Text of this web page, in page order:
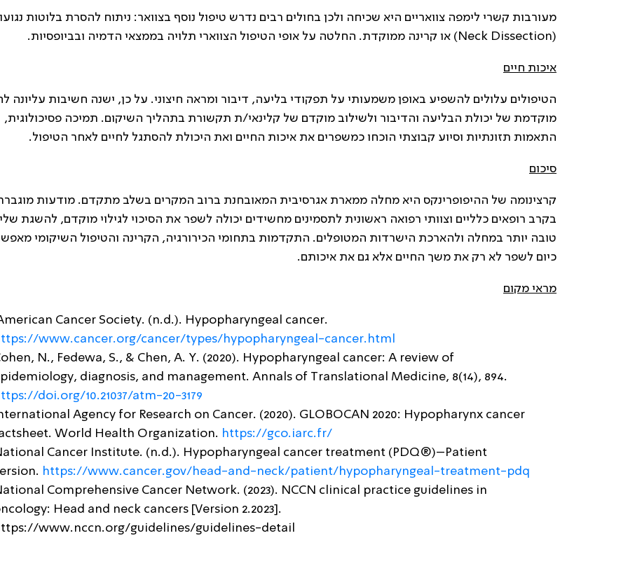
מעורבות קשרי לימפה צוואריים היא שכיחה ולכן בחולים רבים נדרש טיפול נוסף בצוואר: ניתוח להסרת בלוטות
(Neck Dissection) או קרינה ממוקדת. החלטה על אופי הטיפול הצווארי תלויה בממצאי הדמיה ובביופסיות.
איכות חיים
הטיפולים עלולים להשפיע באופן משמעותי על תפקודי בליעה, דיבור ומראה חיצוני. על כן, ישנה חשיבות עליונה
מוקדמת של יכולת הבליעה והדיבור ולשילוב מוקדם של קלינאי/ת תקשורת בתהליך השיקום. תמיכה פסיכולוגית,
התאמות תזונתיות וסיוע קבוצתי הוכחו כמשפרים את איכות החיים ואת היכולת להסתגל לחיים לאחר הטיפול.
סיכום
קרצינומה של ההיפופרינקס היא מחלה ממארת אגרסיבית המאובחנת ברוב המקרים בשלב מתקדם. מודעות
בקרב רופאים כלליים וצוותי רפואה ראשונית לתסמינים מחשידים יכולה לשפר את הסיכוי לגילוי מוקדם, להשגת
טובה יותר במחלה ולהארכת הישרדות המטופלים. התקדמות בתחומי הכירורגיה, הקרינה והטיפול השיקומי
כיום לשפר לא רק את משך החיים אלא גם את איכותם.
מראי מקום
Cancer Society. (n.d.). Hypopharyngeal cancer.
www.cancer.org/cancer/types/hypopharyngeal-cancer.html
N., Fedewa, S., & Chen, A. Y. (2020). Hypopharyngeal cancer: A review of
diagnosis, and management. Annals of Translational Medicine, 8(14), 894.
doi.org/10.21037/atm-20-3179
Agency for Research on Cancer. (2020). GLOBOCAN 2020: Hypopharynx cancer
World Health Organization. https://gco.iarc.fr/
Cancer Institute. (n.d.). Hypopharyngeal cancer treatment (PDQ®)–Patient
https://www.cancer.gov/head-and-neck/patient/hypopharyngeal-treatment-pdq
Comprehensive Cancer Network. (2023). NCCN clinical practice guidelines in
Head and neck cancers [Version 2.2023].
www.nccn.org/guidelines/guidelines-detail